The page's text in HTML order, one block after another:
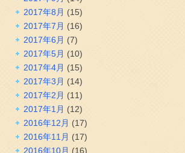
2017年8月 (15)
2017年7月 (16)
2017年6月 (7)
2017年5月 (10)
2017年4月 (15)
2017年3月 (14)
2017年2月 (11)
2017年1月 (12)
2016年12月 (17)
2016年11月 (17)
2016年10月 (16)